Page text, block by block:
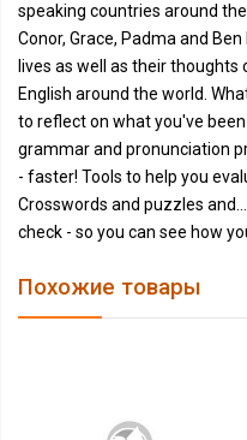
speaking countries around
Conor, Grace, Padma and
lives as well as their thoughts
English around the world.
to reflect on what you've
grammar and pronunciation
- faster! Tools to help you
Crosswords and puzzles
check - so you can see how
Похожие товары